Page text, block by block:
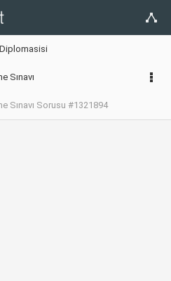
Sınavı
Sınavı Sorusu #1321894